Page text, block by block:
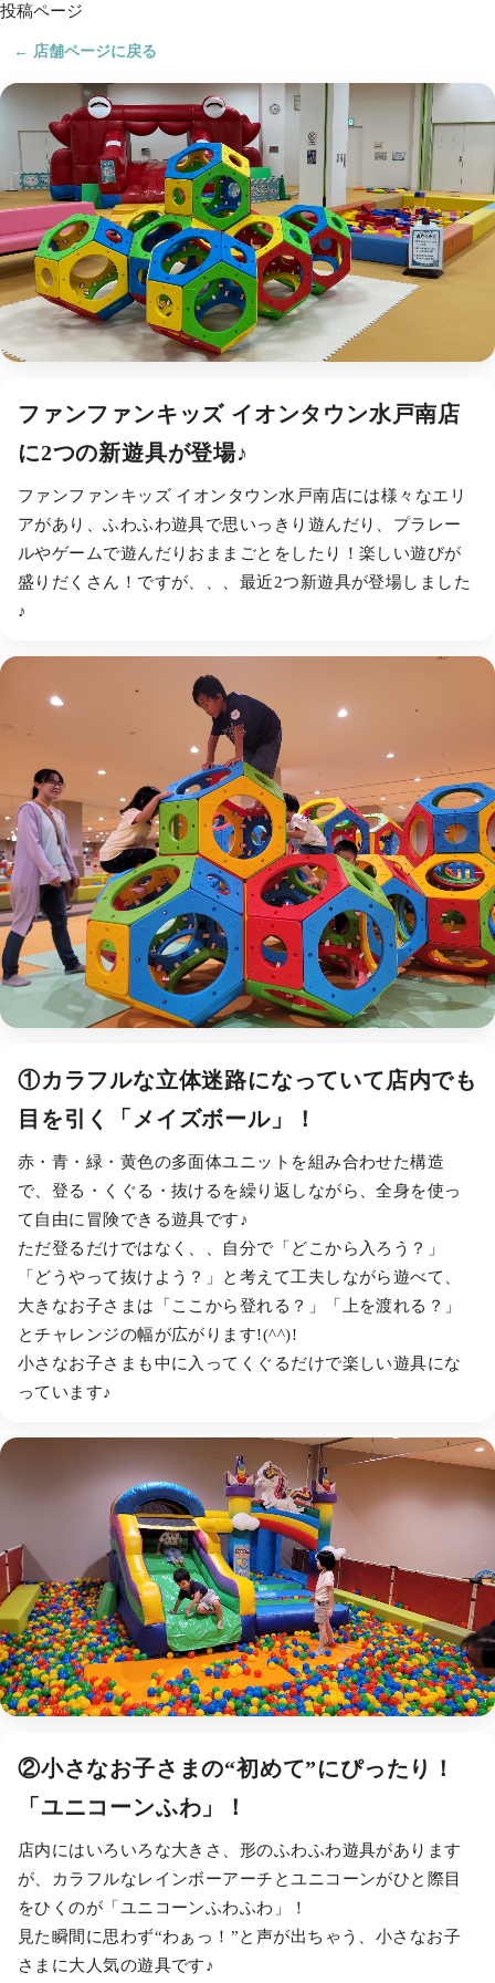
投稿ページ
← 店舗ページに戻る
ファンファンキッズ イオンタウン水戸南店
に2つの新遊具が登場♪
ファンファンキッズ イオンタウン水戸南店には様々なエリ
アがあり、ふわふわ遊具で思いっきり遊んだり、プラレー
ルやゲームで遊んだりおままごとをしたり！楽しい遊びが
盛りだくさん！ですが、、、最近2つ新遊具が登場しました
♪
①カラフルな立体迷路になっていて店内でも
目を引く「メイズボール」！
赤・青・緑・黄色の多面体ユニットを組み合わせた構造
で、登る・くぐる・抜けるを繰り返しながら、全身を使っ
て自由に冒険できる遊具です♪
ただ登るだけではなく、、自分で「どこから入ろう？」
「どうやって抜けよう？」と考えて工夫しながら遊べて、
大きなお子さまは「ここから登れる？」「上を渡れる？」
とチャレンジの幅が広がります!(^^)!
小さなお子さまも中に入ってくぐるだけで楽しい遊具にな
っています♪
②小さなお子さまの“初めて”にぴったり！
「ユニコーンふわ」！
店内にはいろいろな大きさ、形のふわふわ遊具があります
が、カラフルなレインボーアーチとユニコーンがひと際目
をひくのが「ユニコーンふわふわ」！
見た瞬間に思わず“わぁっ！”と声が出ちゃう、小さなお子
さまに大人気の遊具です♪